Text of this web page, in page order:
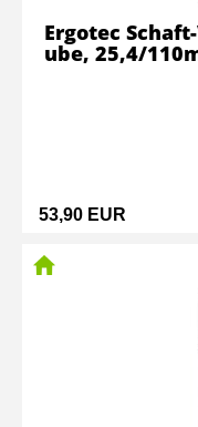
53,90 EUR
Ergotec
ube, 25,4/